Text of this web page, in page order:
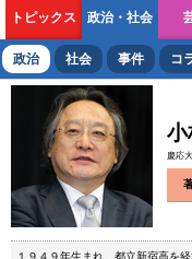
トピックス 政治・社会
ボートレース 競輪 オ
政治 社会 事件 コ
小
慶応
１９４９年生まれ。都立新宿高を